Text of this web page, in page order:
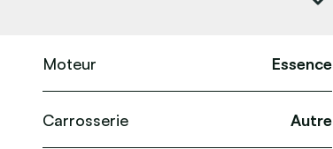
Moteur Essence
Carrosserie Autre